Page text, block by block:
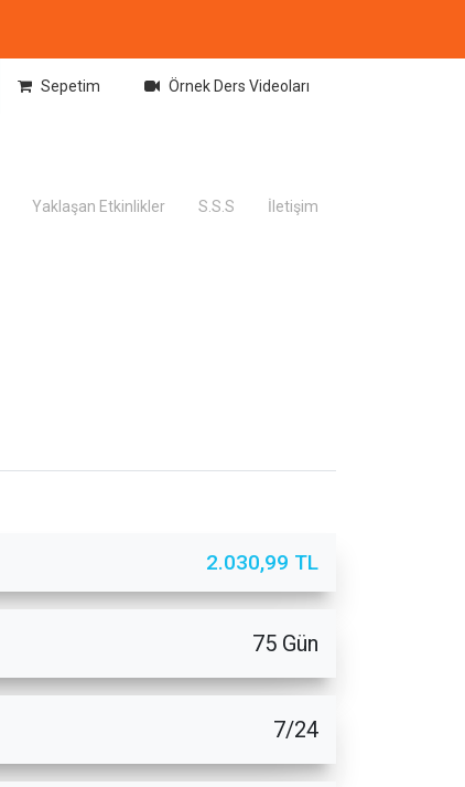
Sepetim Örnek Ders Videoları
Yaklaşan Etkinlikler S.S.S İletişim
2.030,99 TL
75 Gün
7/24